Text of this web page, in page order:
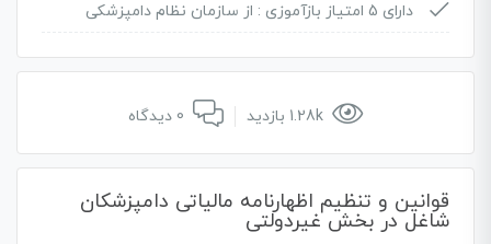
دارای 5 امتیاز بازآموزی :
از سازمان نظام دامپزشکی
قوانین و تنظیم اظهارنامه مالیاتی دامپزشکان
شاغل در بخش غیردولتی